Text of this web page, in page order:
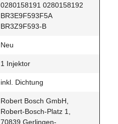
0280158191 0280158192
BR3E9F593F5A
BR3Z9F593-B
Neu
1 Injektor
inkl. Dichtung
Robert Bosch GmbH,
Robert-Bosch-Platz 1,
70839 Gerlingen-